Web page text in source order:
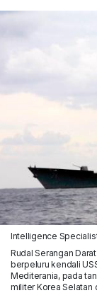
Intelligence
Rudal Serangan
berpeluru kendali
Mediterania, pada
militer Korea Selatan